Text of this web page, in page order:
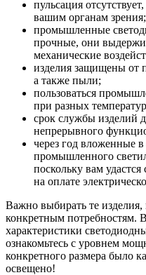
пульсация
вашим органам зрения;
промышленные
прочные, они
механические
изделия защищены от
а также пыли;
пользоваться
при разных
срок службы изделий
непрерывного
через год вложенные
промышленного
поскольку вам
на оплате
Важно выбирать те изделия,
конкретным потребностям.
характеристики
ознакомьтесь с уровнем
конкретного размера было
освещено!